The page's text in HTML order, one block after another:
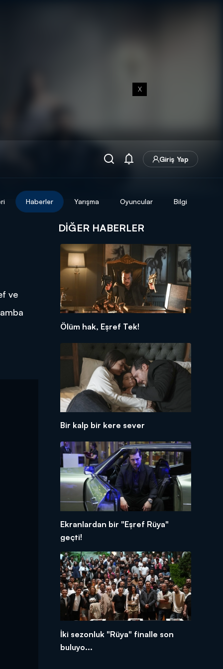
X
Giriş Yap
Haberler Yarışma Oyuncular Bilgi
ve
DIĞER HABERLER
Ölüm hak, Eşref Tek!
Bir kalp bir kere sever
Ekranlardan bir "Eşref Rüya"
geçti!
İki sezonluk "Rüya" finalle son
buluyo...